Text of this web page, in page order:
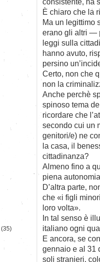
È chiaro che la
Ma un legittimo
erano gli altri —
leggi sulla
hanno avuto,
persino
Certo, non che
non la
Anche perchè
spinoso tema
ricordare che
secondo cui un
genitori/e) ne
la casa, il
cittadinanza?
Almeno fino a
piena
D’altra parte,
che «i figli
loro volta».
In tal senso è
italiano ogni
E ancora, se
gennaio e al 31
soli stranieri,
(35)